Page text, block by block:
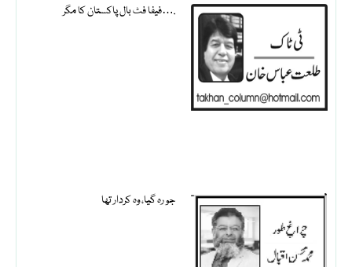
فیفا فٹ بال پاکستان کا مگر….
جو رہ گیا، وہ کردار تھا